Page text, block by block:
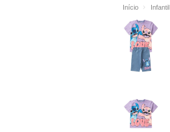
Início Infantil